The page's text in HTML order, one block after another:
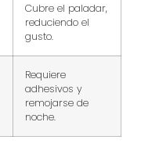
Cubre el paladar,
reduciendo el
gusto.
Requiere
adhesivos y
remojarse de
noche.